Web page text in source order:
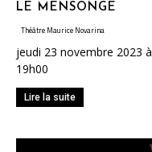
LE MENSONGE
Théâtre Maurice Novarina
jeudi 23 novembre 2023 à
19h00
Lire la suite